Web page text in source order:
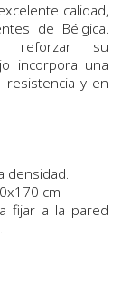
calidad,
de Bélgica.
reforzar su
incorpora una
y en
densidad.
cm
fijar a la pared